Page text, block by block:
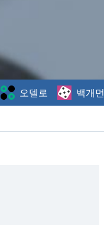
오델로 백개먼